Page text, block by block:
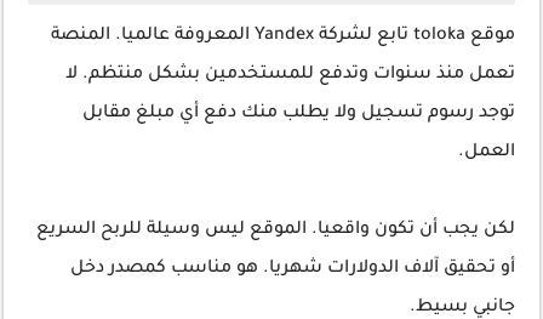
موقع toloka تابع لشركة Yandex المعروفة عالميا. المنصة
تعمل منذ سنوات وتدفع للمستخدمين بشكل منتظم. لا
توجد رسوم تسجيل ولا يطلب منك دفع أي مبلغ مقابل
العمل.
لكن يجب أن تكون واقعيا. الموقع ليس وسيلة للربح السريع
أو تحقيق آلاف الدولارات شهريا. هو مناسب كمصدر دخل
جانبي بسيط.